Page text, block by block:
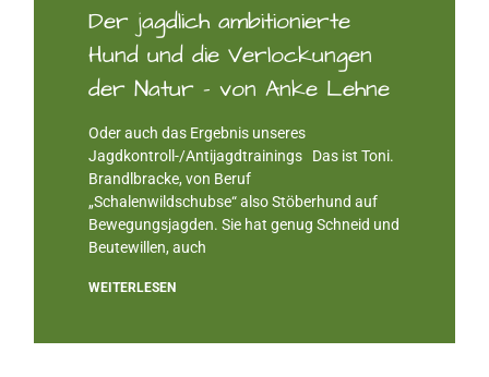
Der jagdlich ambitionierte
Hund und die Verlockungen
der Natur – von Anke Lehne
Oder auch das Ergebnis unseres
Jagdkontroll-/Antijagdtrainings Das ist Toni.
Brandlbracke, von Beruf
„Schalenwildschubse“ also Stöberhund auf
Bewegungsjagden. Sie hat genug Schneid und
Beutewillen, auch
WEITERLESEN